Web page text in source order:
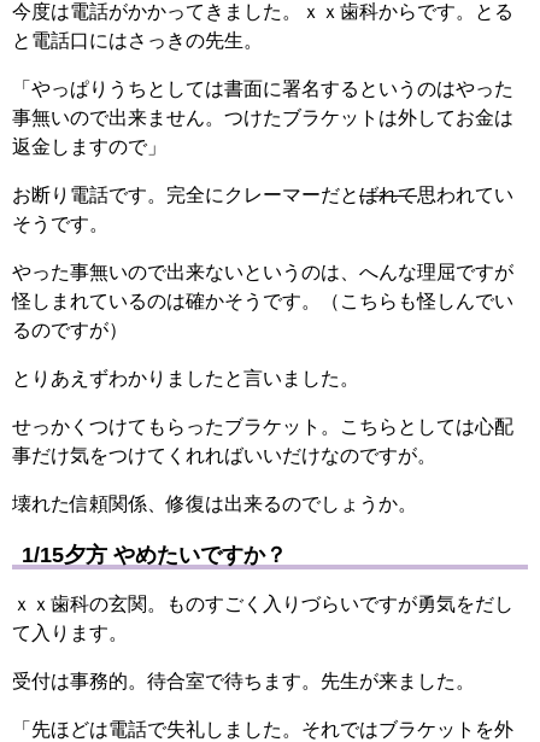
今度は電話がかかってきました。ｘｘ歯科からです。とる
と電話口にはさっきの先生。
「やっぱりうちとしては書面に署名するというのはやった
事無いので出来ません。つけたブラケットは外してお金は
返金しますので」
お断り電話です。完全にクレーマーだとばれて思われてい
そうです。
やった事無いので出来ないというのは、へんな理屈ですが
怪しまれているのは確かそうです。（こちらも怪しんでい
るのですが）
とりあえずわかりましたと言いました。
せっかくつけてもらったブラケット。こちらとしては心配
事だけ気をつけてくれればいいだけなのですが。
壊れた信頼関係、修復は出来るのでしょうか。
1/15夕方 やめたいですか？
ｘｘ歯科の玄関。ものすごく入りづらいですが勇気をだし
て入ります。
受付は事務的。待合室で待ちます。先生が来ました。
「先ほどは電話で失礼しました。それではブラケットを外